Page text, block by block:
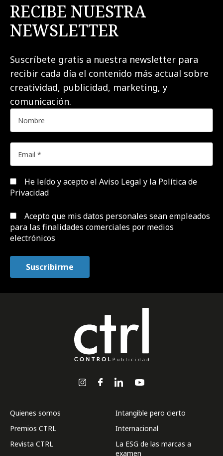
RECIBE NUESTRA
NEWSLETTER
Suscríbete gratis a nuestra newsletter para
recibir cada día el contenido más actual sobre
creatividad, publicidad, marketing, y
comunicación.
He leído y acepto el Aviso Legal y la Política de
Privacidad
Acepto que mis datos personales sean empleados
para las finalidades comerciales por medios
electrónicos
Quienes somos
Premios CTRL
Revista CTRL
Intangible pero cierto
Internacional
La ESG de las marcas a
examen